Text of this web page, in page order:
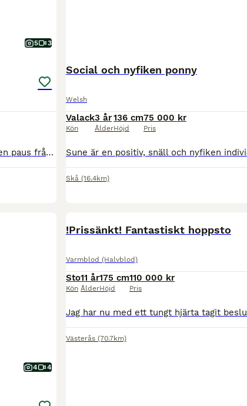
5 3
Trevlig och snäll 5-åring söker nytt hem då ägaren tar en paus från hästar. Hästen är enkel och snäll i ridningen, med viss nerv och känslighet som kan komma fram ibland. Han har hoppat bana på 80/90 cm och har kapacitet att bli en fin tävlingshäst för den som kan fortsätta utbilda honom. Han har en fin exteriör och är väl musklad. Hästen har ridits ut mycket i skogen
Social och nyfiken ponny
Welsh
Valack
Kön
3 år
Ålder
136 cm
Höjd
75 000 kr
Pris
Skå (16.4km)
4 4
!Prissänkt! Fantastiskt hoppsto
Varmblod (Halvblod)
Sto
Kön
11 år
Ålder
175 cm
Höjd
110 000 kr
Pris
Västerås (70.7km)